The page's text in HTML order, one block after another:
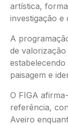
artística,
investigação e
A
de
paisagem e
O FIGA
referência,
Aveiro